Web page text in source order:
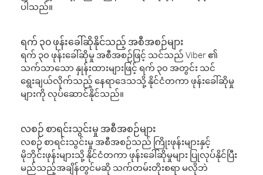
ပါသည်။
ရက် ၃၀ ဖုန်းခေါ်ဆိုနိုင်သည့် အစီအစဉ်များ
ရက် ၃၀ ဖုန်းခေါ်ဆိုမှု အစီအစဉ်ဖြင့် သင်သည် Viber ၏
သက်သာသော နှုန်းထားများဖြင့် ရက် ၃၀ အတွင်း သင်
ရွေးချယ်လိုက်သည့် နေရာဒေသသို့ နိုင်ငံတကာ ဖုန်းခေါ်ဆိုမှု
များကို လုပ်ဆောင်နိုင်သည်။
လစဉ် စာရင်းသွင်းမှု အစီအစဉ်များ
လစဉ် စာရင်းသွင်းမှု အစီအစဉ်သည် ကြိုးဖုန်းများနှင့်
မိုဘိုင်းဖုန်းများသို့ နိုင်ငံတကာ ဖုန်းခေါ်ဆိုမှုများ ပြုလုပ်နိုင်ပြီး
မည်သည့်အချိန်တွင်မဆို သက်တမ်းတိုးစရာ မလိုဘဲ